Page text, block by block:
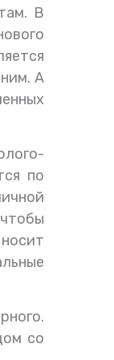
В
А
по
со